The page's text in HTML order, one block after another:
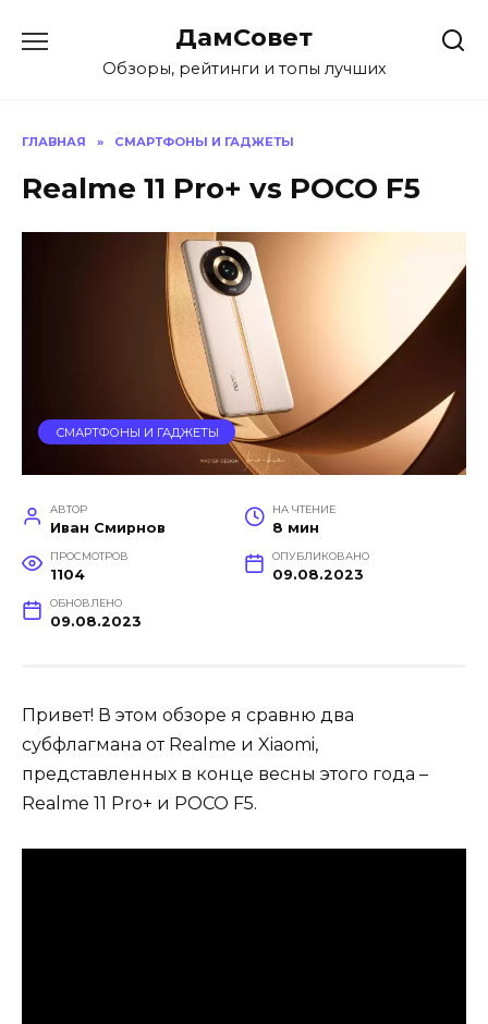
содержанию
ДамСовет
Обзоры, рейтинги и топы лучших
ГЛАВНАЯ » СМАРТФОНЫ И ГАДЖЕТЫ
Realme 11 Pro+ vs POCO F5
СМАРТФОНЫ И ГАДЖЕТЫ
АВТОР
Иван Смирнов
НА ЧТЕНИЕ
8 мин
ПРОСМОТРОВ
1104
ОПУБЛИКОВАНО
09.08.2023
ОБНОВЛЕНО
09.08.2023
Привет! В этом обзоре я сравню два
субфлагмана от Realme и Xiaomi,
представленных в конце весны этого года –
Realme 11 Pro+ и POCO F5.